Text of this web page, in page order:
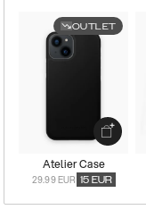
OUTLET
Atelier Case
29.99 EUR 15 EUR